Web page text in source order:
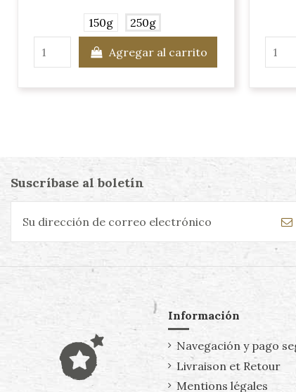
150g 250g
Agregar al carrito
Suscríbase al boletín
Información
Navegación y pago
Livraison et Retour
Mentions légales